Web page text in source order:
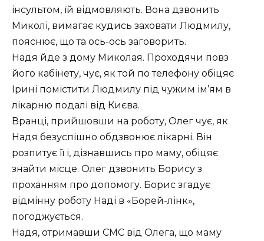
інсультом, їй відмовляють. Вона дзвонить
Миколі, вимагає кудись заховати Людмилу,
пояснює, що та ось-ось заговорить.
Надя йде з дому Миколая. Проходячи повз
його кабінету, чує, як той по телефону обіцяє
Ірині помістити Людмилу під чужим ім’ям в
лікарню подалі від Києва.
Вранці, прийшовши на роботу, Олег чує, як
Надя безуспішно обдзвонює лікарні. Він
розпитує її і, дізнавшись про маму, обіцяє
знайти місце. Олег дзвонить Борису з
проханням про допомогу. Борис згадує
відмінну роботу Наді в «Борей-лінк»,
погоджується.
Надя, отримавши СМС від Олега, що маму